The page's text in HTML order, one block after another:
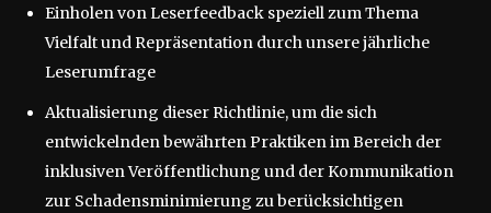
Einholen von Leserfeedback speziell zum Thema
Vielfalt und Repräsentation durch unsere jährliche
Leserumfrage
Aktualisierung dieser Richtlinie, um die sich
entwickelnden bewährten Praktiken im Bereich der
inklusiven Veröffentlichung und der Kommunikation
zur Schadensminimierung zu berücksichtigen